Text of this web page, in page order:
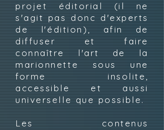
projet éditorial (il ne
s'agit pas donc d'experts
de l'édition), afin de
diffuser et faire
connaître l'art de la
marionnette sous une
forme insolite,
accessible et aussi
universelle que possible.
Les contenus